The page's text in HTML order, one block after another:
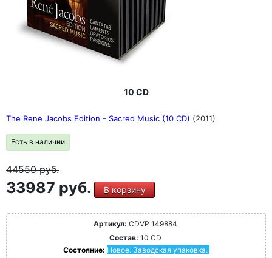
10 CD
The Rene Jacobs Edition - Sacred Music (10 CD) (2011)
Есть в наличии
44550руб.
33987 руб. В корзину
Артикул: CDVP 149884
Состав: 10 CD
Состояние: Новое. Заводская упаковка.